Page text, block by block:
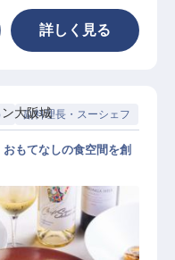
詳しく見る
副料理長・スーシェフ
大阪城
もてなしの食空間を創